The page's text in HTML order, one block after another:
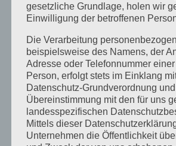
HEUTE
August:
Silke Krempienwar vom 31
uns, sie hat eine
zweiWorkshops
gesetzliche Grundlage, holen wir
Einwilligung der betroffenen
Die Verarbeitung
beispielsweise des Namens, der
Adresse oder Telefonnummer
Person, erfolgt stets im Einklang
Datenschutz-Grundverordnung
Übereinstimmung mit den für uns
landesspezifischen
Mittels dieser
Unternehmen die Öffentlichkeit